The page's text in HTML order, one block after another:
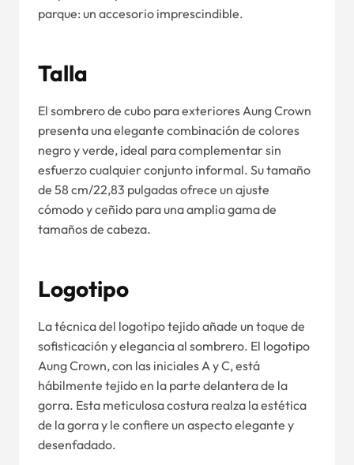
parque: un accesorio imprescindible.
Talla
El sombrero de cubo para exteriores Aung Crown
presenta una elegante combinación de colores
negro y verde, ideal para complementar sin
esfuerzo cualquier conjunto informal. Su tamaño
de 58 cm/22,83 pulgadas ofrece un ajuste
cómodo y ceñido para una amplia gama de
tamaños de cabeza.
Logotipo
La técnica del logotipo tejido añade un toque de
sofisticación y elegancia al sombrero. El logotipo
Aung Crown, con las iniciales A y C, está
hábilmente tejido en la parte delantera de la
gorra. Esta meticulosa costura realza la estética
de la gorra y le confiere un aspecto elegante y
desenfadado.